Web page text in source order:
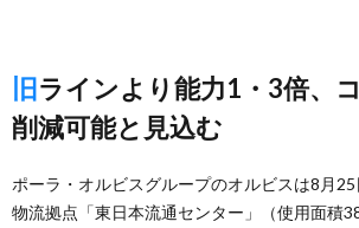
旧ラインより能力1・3倍、コストは18％
削減可能と見込む
ポーラ・オルビスグループのオルビスは8月
物流拠点「東日本流通センター」（使用面積